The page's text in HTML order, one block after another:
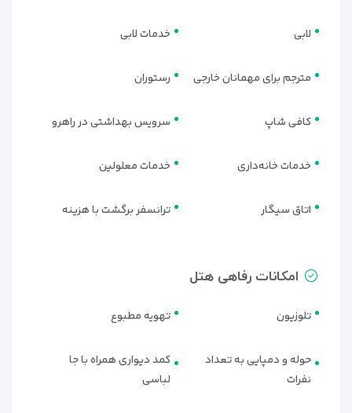
لابی خدمات لابی
مترجم برای مهمانان خارجی رستوران
کافی شاپ سرویس بهداشتی در راهرو
خدمات خانه‌داری خدمات معلولین
اتاق سیگار ترانسفر برگشت با هزینه
امکانات رفاهی هتل
تلوزیون تهویه مطبوع
حوله و دمپایی به تعداد
نفرات
کمد دیواری همراه با جا
لباسی